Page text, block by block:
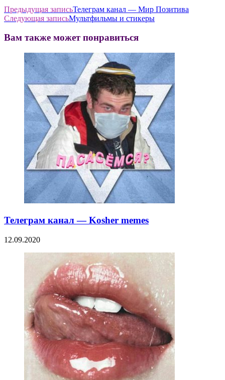
Предыдущая записьТелеграм канал — Мир Позитива
Следующая записьМультфильмы и стикеры
Вам также может понравиться
Телеграм канал — Kosher memes
12.09.2020